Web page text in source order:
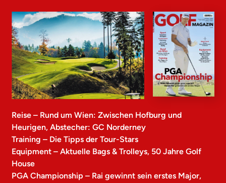
Reise – Rund um Wien: Zwischen Hofburg und
Heurigen, Abstecher: GC Norderney
Training – Die Tipps der Tour-Stars
Equipment – Aktuelle Bags & Trolleys, 50 Jahre Golf
House
PGA Championship – Rai gewinnt sein erstes Major,